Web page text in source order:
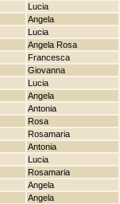
Lucia
Angela
Lucia
Angela Rosa
Francesca
Giovanna
Lucia
Angela
Antonia
Rosa
Rosamaria
Antonia
Lucia
Rosamaria
Angela
Angela